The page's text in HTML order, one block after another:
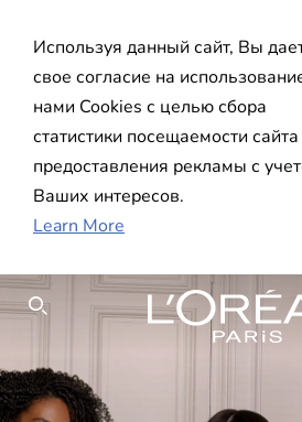
Используя данный сайт, Вы
свое согласие на
нами Cookies с целью сбора
статистики посещаемости сайта
предоставления рекламы с
Ваших интересов.
Learn More
SEARCH THIS SITE